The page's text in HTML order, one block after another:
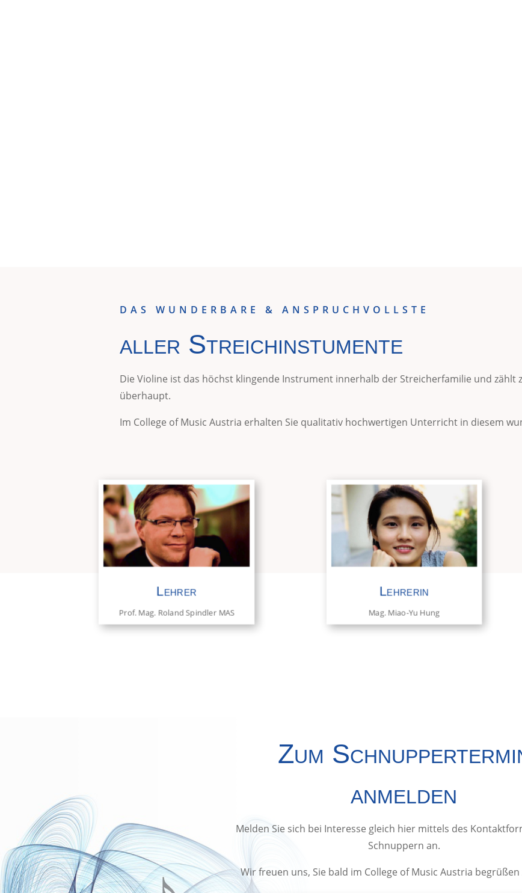
DAS WUNDERBARE & ANSPRUCHVOLLSTE
aller Streichinstumente
Die Violine ist das höchst klingende Instrument innerhalb der Streicherfamilie und
überhaupt.
Im College of Music Austria erhalten Sie qualitativ hochwertigen Unterricht in diesem
Lehrer
Prof. Mag. Roland Spindler MAS
Lehrerin
Mag. Miao-Yu Hung
Zum
anmelden
Melden Sie sich bei Interesse gleich hier mittels des
Schnuppern an.
Wir freuen uns, Sie bald im College of Music Austria